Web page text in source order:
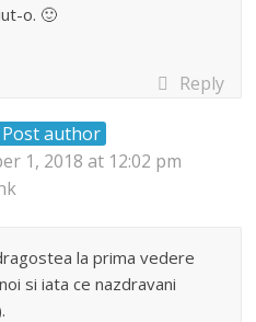
o. 🙂
Reply
Post author
1, 2018 at 12:02 pm
la prima vedere
si iata ce nazdravani